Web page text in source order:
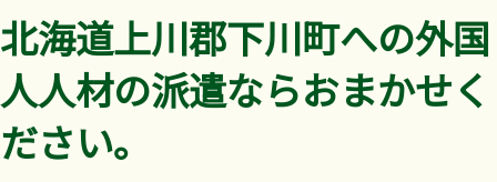
北海道上川郡下川町への外国
人人材の派遣ならおまかせく
ださい。